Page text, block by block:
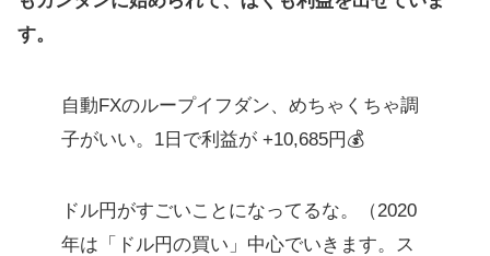
す。
自動FXのループイフダン、めちゃくちゃ調
子がいい。1日で利益が +10,685円💰
ドル円がすごいことになってるな。（2020
年は「ドル円の買い」中心でいきます。ス